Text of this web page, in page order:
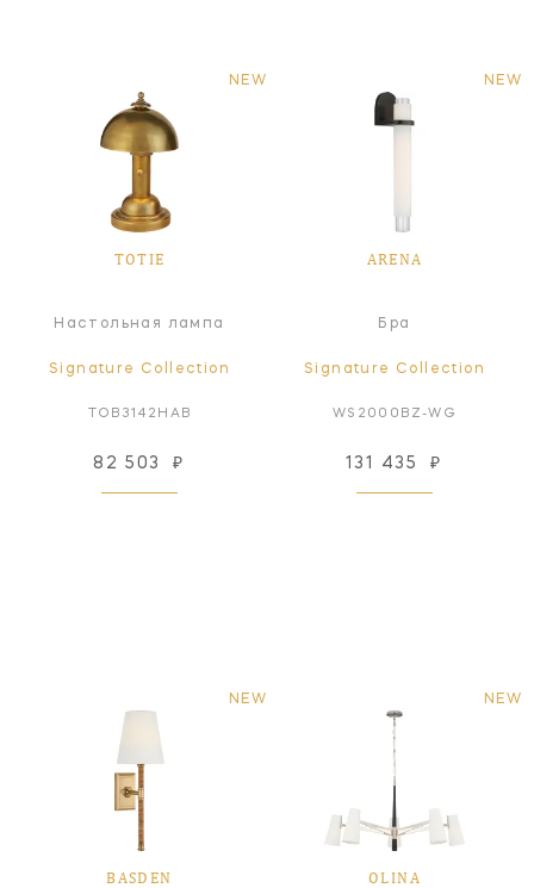
NEW
TOTIE
Настольная лампа
Signature Collection
TOB3142HAB
82 503 ₽
NEW
ARENA
Бра
Signature Collection
WS2000BZ-WG
131 435 ₽
NEW
BASDEN
NEW
OLINA